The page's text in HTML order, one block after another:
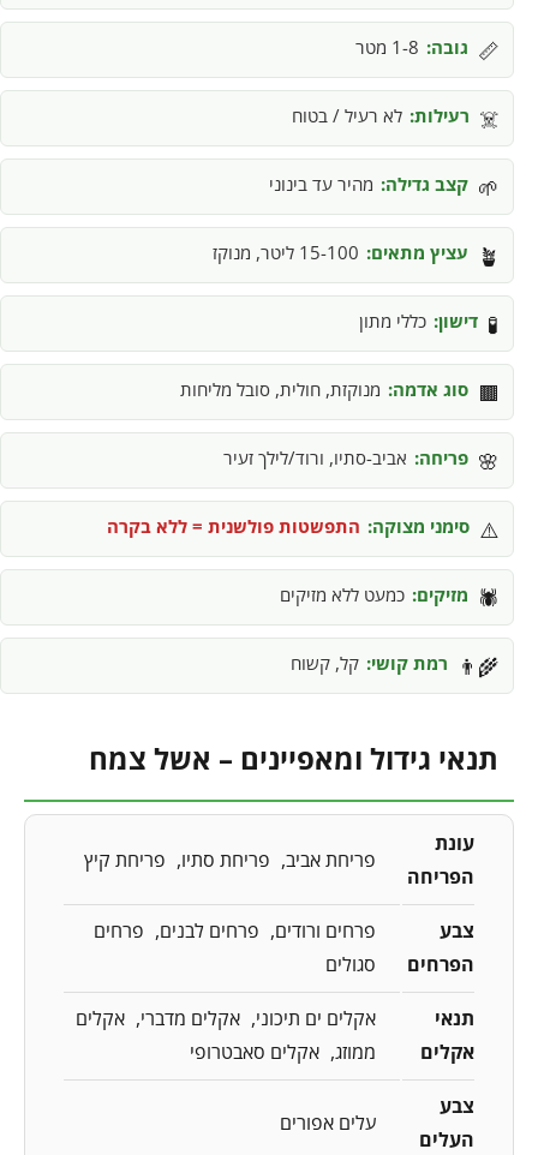
📏 גובה: 1-8 מטר
☠️ רעילות: לא רעיל / בטוח
🌱 קצב גדילה: מהיר עד בינוני
🪴 עציץ מתאים: 15-100 ליטר, מנוקז
🧪 דישון: כללי מתון
🟫 סוג אדמה: מנוקזת, חולית, סובל מליחות
🌸 פריחה: אביב-סתיו, ורוד/לילך זעיר
⚠️ סימני מצוקה: התפשטות פולשנית = ללא בקרה
🕷️ מזיקים: כמעט ללא מזיקים
👨‍🌾 רמת קושי: קל, קשוח
תנאי גידול ומאפיינים – אשל צמח
עונת
הפריחה
פריחת אביב פריחת סתיו פריחת קיץ
צבע
הפרחים
פרחים ורודים פרחים לבנים
פרחים
סגולים
תנאי
אקלים
אקלים ים תיכוני אקלים מדברי
אקלים
ממוזג אקלים סאבטרופי
צבע
העלים
עלים אפורים